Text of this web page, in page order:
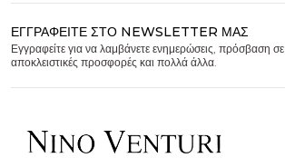
ΕΓΓΡΑΦΕΊΤΕ ΣΤΟ NEWSLETTER ΜΑΣ
Εγγραφείτε για να λαμβάνετε ενημερώσεις, πρόσβαση σε
αποκλειστικές προσφορές και πολλά άλλα.